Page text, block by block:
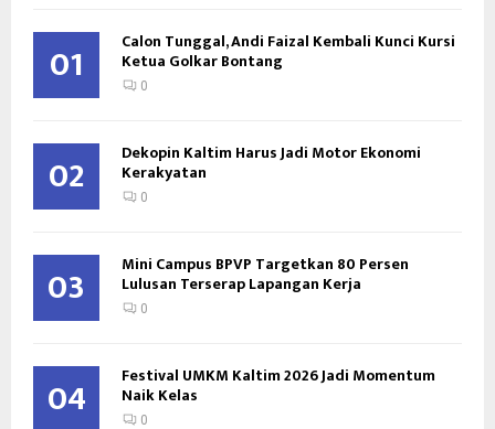
01 Calon Tunggal, Andi Faizal Kembali Kunci Kursi
Ketua Golkar Bontang
0
02 Dekopin Kaltim Harus Jadi Motor Ekonomi
Kerakyatan
0
03 Mini Campus BPVP Targetkan 80 Persen
Lulusan Terserap Lapangan Kerja
0
04 Festival UMKM Kaltim 2026 Jadi Momentum
Naik Kelas
0